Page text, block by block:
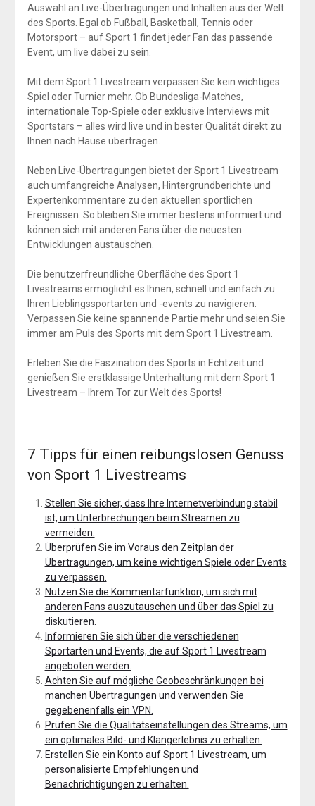
Auswahl an Live-Übertragungen und Inhalten aus der Welt
des Sports. Egal ob Fußball, Basketball, Tennis oder
Motorsport – auf Sport 1 findet jeder Fan das passende
Event, um live dabei zu sein.
Mit dem Sport 1 Livestream verpassen Sie kein wichtiges
Spiel oder Turnier mehr. Ob Bundesliga-Matches,
internationale Top-Spiele oder exklusive Interviews mit
Sportstars – alles wird live und in bester Qualität direkt zu
Ihnen nach Hause übertragen.
Neben Live-Übertragungen bietet der Sport 1 Livestream
auch umfangreiche Analysen, Hintergrundberichte und
Expertenkommentare zu den aktuellen sportlichen
Ereignissen. So bleiben Sie immer bestens informiert und
können sich mit anderen Fans über die neuesten
Entwicklungen austauschen.
Die benutzerfreundliche Oberfläche des Sport 1
Livestreams ermöglicht es Ihnen, schnell und einfach zu
Ihren Lieblingssportarten und -events zu navigieren.
Verpassen Sie keine spannende Partie mehr und seien Sie
immer am Puls des Sports mit dem Sport 1 Livestream.
Erleben Sie die Faszination des Sports in Echtzeit und
genießen Sie erstklassige Unterhaltung mit dem Sport 1
Livestream – Ihrem Tor zur Welt des Sports!
7 Tipps für einen reibungslosen Genuss
von Sport 1 Livestreams
Stellen Sie sicher, dass Ihre Internetverbindung stabil
ist, um Unterbrechungen beim Streamen zu
vermeiden.
Überprüfen Sie im Voraus den Zeitplan der
Übertragungen, um keine wichtigen Spiele oder Events
zu verpassen.
Nutzen Sie die Kommentarfunktion, um sich mit
anderen Fans auszutauschen und über das Spiel zu
diskutieren.
Informieren Sie sich über die verschiedenen
Sportarten und Events, die auf Sport 1 Livestream
angeboten werden.
Achten Sie auf mögliche Geobeschränkungen bei
manchen Übertragungen und verwenden Sie
gegebenenfalls ein VPN.
Prüfen Sie die Qualitätseinstellungen des Streams, um
ein optimales Bild- und Klangerlebnis zu erhalten.
Erstellen Sie ein Konto auf Sport 1 Livestream, um
personalisierte Empfehlungen und
Benachrichtigungen zu erhalten.